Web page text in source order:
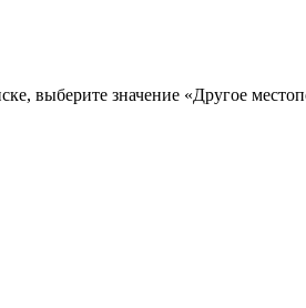
выберите значение «Другое